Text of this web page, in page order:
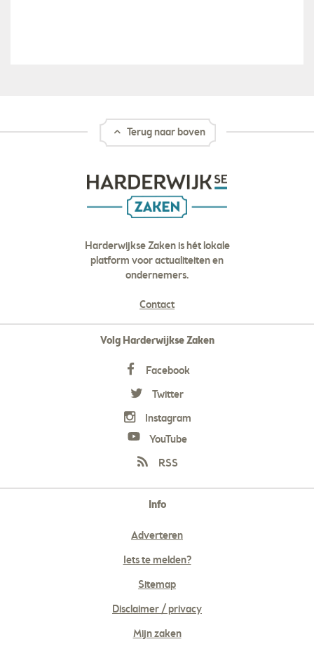
Terug naar boven
Harderwijkse Zaken is hét lokale
platform voor actualiteiten en
ondernemers.
Contact
Volg Harderwijkse Zaken
Facebook
Twitter
Instagram
YouTube
RSS
Info
Adverteren
Iets te melden?
Sitemap
Disclaimer / privacy
Mijn zaken